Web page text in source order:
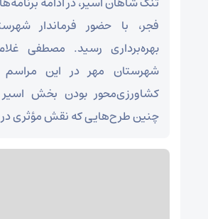
فجر، با حضور فرماندار
بهره‌برداری رسید. مصطفی
شهرستان مهر در این مراسم
کشاورزی‌محور بودن بخش
چنین طرح‌هایی که نقش مؤثری